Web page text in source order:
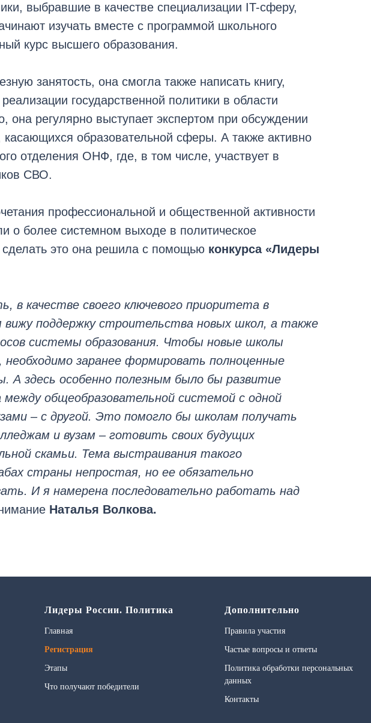
выбравшие в качестве специализации IT-сферу,
изучать вместе с программой школьного
курс высшего образования.
занятость, она смогла также написать книгу,
государственной политики в области
она регулярно выступает экспертом при обсуждении
образовательной сферы. А также активно
отделения ОНФ, где, в том числе, участвует в
СВО.
профессиональной и общественной активности
о более системном выходе в политическое
сделать это она решила с помощью конкурса «Лидеры
в качестве своего ключевого приоритета в
вижу поддержку строительства новых школ, а также
системы образования. Чтобы новые школы
заранее формировать полноценные
А здесь особенно полезным было бы развитие
общеобразовательной системой с одной
– с другой. Это помогло бы школам получать
и вузам – готовить своих будущих
скамьи. Тема выстраивания такого
страны непростая, но ее обязательно
И я намерена последовательно работать над
Наталья Волкова.
Лидеры России. Политика
Главная
Регистрация
Этапы
Что получают победители
Дополнительно
Правила участия
Частые вопросы и ответы
Политика обработки персональных
данных
Контакты